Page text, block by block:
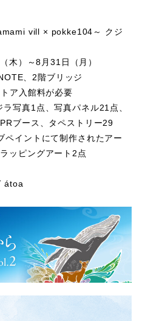
vill × pokke104 ～ クジ
木）～8月31日（月）
、2階ブリッジ
ア入館料が必要
写真1点、写真パネル21点、
PRブース、タペストリー29
ペイントにて制作されたアー
ッピングアート2点
átoa